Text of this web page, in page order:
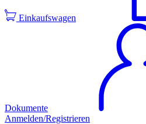
Einkaufswagen
Dokumente
Anmelden/Registrieren